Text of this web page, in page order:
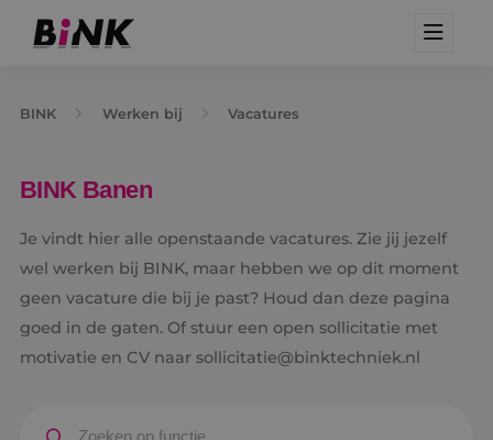
BINK Werken bij Vacatures
BINK Banen
Je vindt hier alle openstaande vacatures. Zie jij jezelf
wel werken bij BINK, maar hebben we op dit moment
geen vacature die bij je past? Houd dan deze pagina
goed in de gaten. Of stuur een open sollicitatie met
motivatie en CV naar sollicitatie@binktechniek.nl